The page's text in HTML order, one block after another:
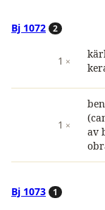
Bj 1072 2
1
1
ben
av
Bj 1073 1